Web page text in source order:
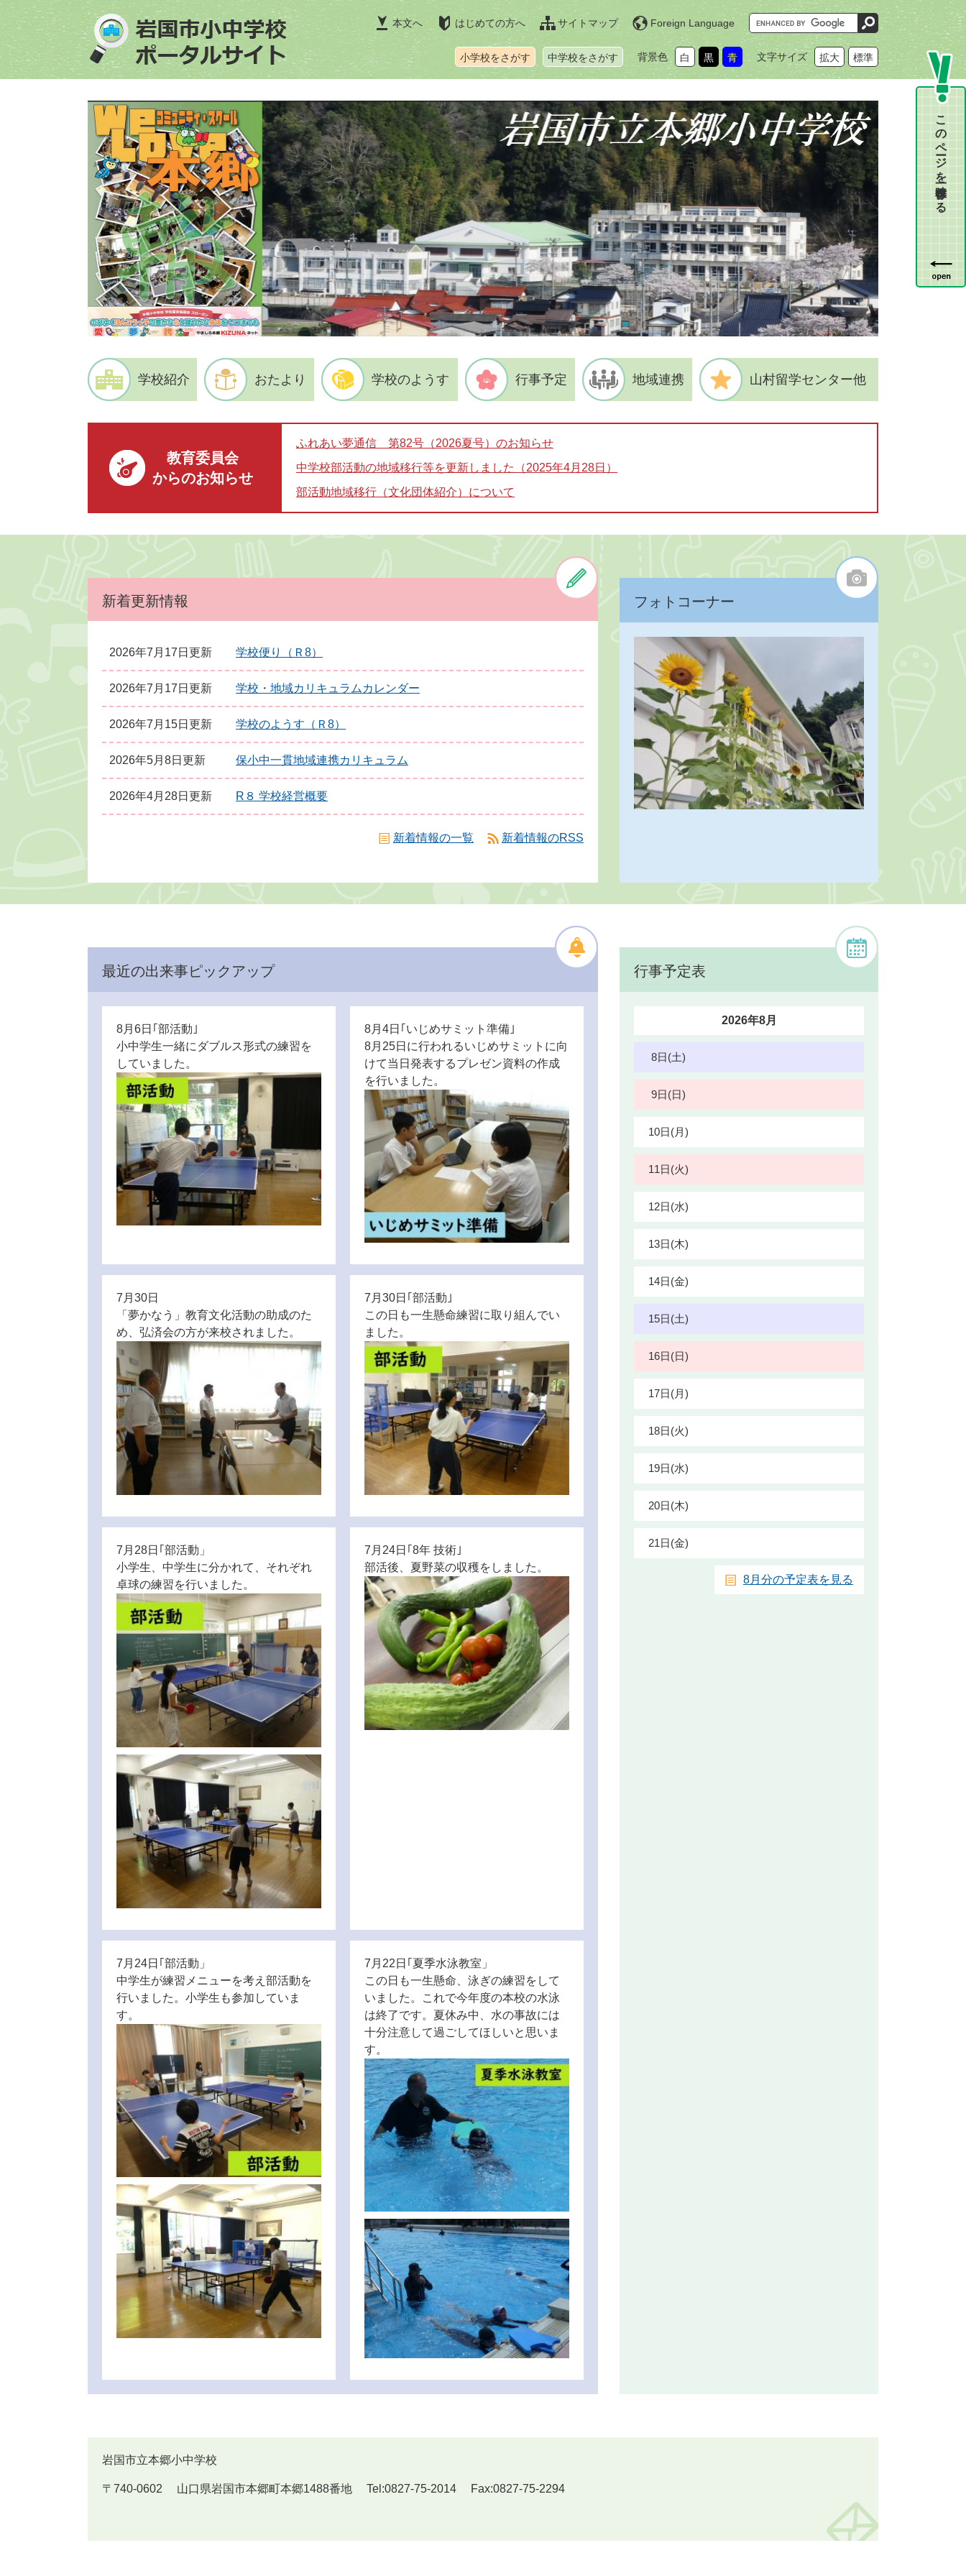
ジ
先
ュ
を
本文へ はじめての方へ サイトマップ Foreign Language
G
o
o
l
カ
タ
ム
検
索
小学校をさがす 中学校をさがす 背景色 白 黒 青 文字サイズ 拡大 標準
学校紹介 おたより 学校のようす 行事予定 地域連携 山村留学センター他
教育委員会
からのお知らせ
ふれあい夢通信 第82号（2026夏号）のお知らせ
中学校部活動の地域移行等を更新しました（2025年4月28日）
部活動地域移行（文化団体紹介）について
新着更新情報
2026年7月17日更新 学校便り（Ｒ8）
2026年7月17日更新 学校・地域カリキュラムカレンダー
2026年7月15日更新 学校のようす（Ｒ8）
2026年5月8日更新 保小中一貫地域連携カリキュラム
2026年4月28日更新 R８ 学校経営概要
新着情報の一覧 新着情報のRSS
フォトコーナー
最近の出来事ピックアップ
8月6日｢部活動｣
小中学生一緒にダブルス形式の練習を
していました。
8月4日｢いじめサミット準備｣
8月25日に行われるいじめサミットに向
けて当日発表するプレゼン資料の作成
を行いました。
7月30日
「夢かなう」教育文化活動の助成のた
め、弘済会の方が来校されました。
7月30日｢部活動｣
この日も一生懸命練習に取り組んでい
ました。
7月28日｢部活動」
小学生、中学生に分かれて、それぞれ
卓球の練習を行いました。
7月24日｢8年 技術｣
部活後、夏野菜の収穫をしました。
7月24日｢部活動」
中学生が練習メニューを考え部活動を
行いました。小学生も参加していま
す。
7月22日｢夏季水泳教室」
この日も一生懸命、泳ぎの練習をして
いました。これで今年度の本校の水泳
は終了です。夏休み中、水の事故には
十分注意して過ごしてほしいと思いま
す。
行事予定表
2026年8月
8日(土)
9日(日)
10日(月)
11日(火)
12日(水)
13日(木)
14日(金)
15日(土)
16日(日)
17日(月)
18日(火)
19日(水)
20日(木)
21日(金)
8月分の予定表を見る
岩国市立本郷小中学校
〒740-0602 山口県岩国市本郷町本郷1488番地 Tel:0827-75-2014 Fax:0827-75-2294
このページを一時保存する